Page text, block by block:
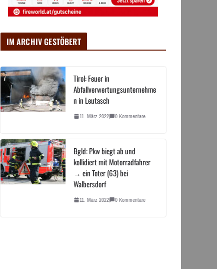
IM ARCHIV GESTÖBERT
Tirol: Feuer in
Abfallverwertungsunternehme
n in Leutasch
11. März 2022 0 Kommentare
Bgld: Pkw biegt ab und
kollidiert mit Motorradfahrer
→ ein Toter (63) bei
Walbersdorf
11. März 2022 0 Kommentare